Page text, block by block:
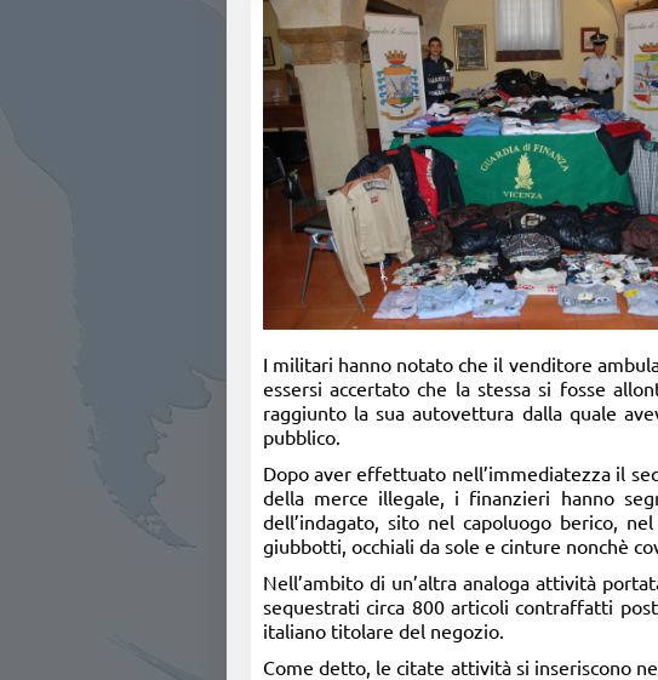
I militari hanno notato che il venditore
essersi accertato che la stessa si fosse
raggiunto la sua autovettura dalla quale
pubblico.
Dopo aver effettuato nell’immediatezza il
della merce illegale, i finanzieri hanno
dell’indagato, sito nel capoluogo berico,
giubbotti, occhiali da sole e cinture nonchè
Nell’ambito di un’altra analoga attività
sequestrati circa 800 articoli contraffatti
italiano titolare del negozio.
Come detto, le citate attività si inseriscono